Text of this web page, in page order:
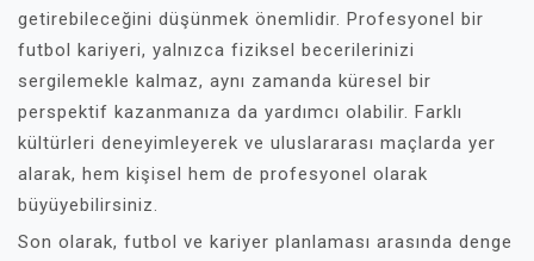
getirebileceğini düşünmek önemlidir. Profesyonel bir
futbol kariyeri, yalnızca fiziksel becerilerinizi
sergilemekle kalmaz, aynı zamanda küresel bir
perspektif kazanmanıza da yardımcı olabilir. Farklı
kültürleri deneyimleyerek ve uluslararası maçlarda yer
alarak, hem kişisel hem de profesyonel olarak
büyüyebilirsiniz.
Son olarak, futbol ve kariyer planlaması arasında denge